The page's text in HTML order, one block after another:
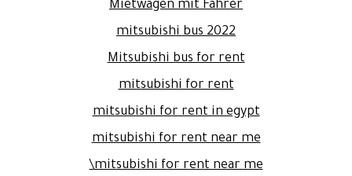
Mietwagen mit Fahrer
mitsubishi bus 2022
Mitsubishi bus for rent
mitsubishi for rent
mitsubishi for rent in egypt
mitsubishi for rent near me
mitsubishi for rent near me\